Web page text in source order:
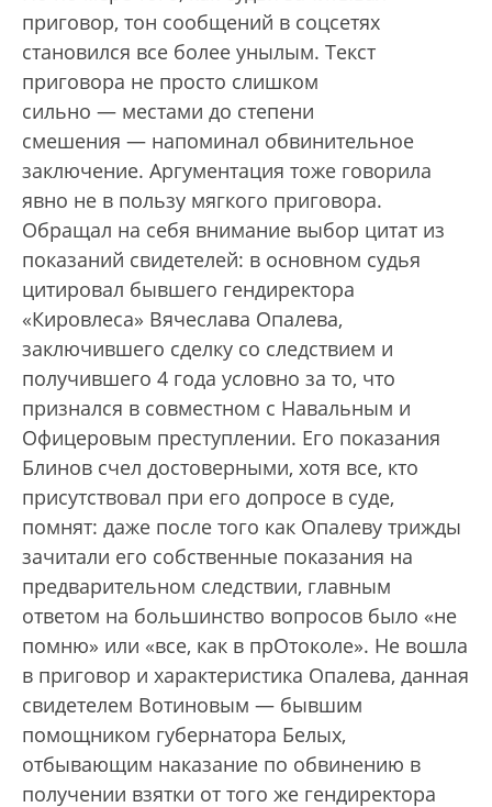
приговор, тон сообщений в соцсетях
становился все более унылым. Текст
приговора не просто слишком
сильно — местами до степени
смешения — напоминал обвинительное
заключение. Аргументация тоже говорила
явно не в пользу мягкого приговора.
Обращал на себя внимание выбор цитат из
показаний свидетелей: в основном судья
цитировал бывшего гендиректора
«Кировлеса» Вячеслава Опалева,
заключившего сделку со следствием и
получившего 4 года условно за то, что
признался в совместном с Навальным и
Офицеровым преступлении. Его показания
Блинов счел достоверными, хотя все, кто
присутствовал при его допросе в суде,
помнят: даже после того как Опалеву трижды
зачитали его собственные показания на
предварительном следствии, главным
ответом на большинство вопросов было «не
помню» или «все, как в прОтоколе». Не вошла
в приговор и характеристика Опалева, данная
свидетелем Вотиновым — бывшим
помощником губернатора Белых,
отбывающим наказание по обвинению в
получении взятки от того же гендиректора